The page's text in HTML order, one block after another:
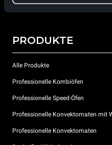
PRODUKTE
Alle Produkte
Professionelle Kombiöfen
Professionelle Speed-Öfen
Professionelle Konvektomaten mit
Professionelle Konvektomaten